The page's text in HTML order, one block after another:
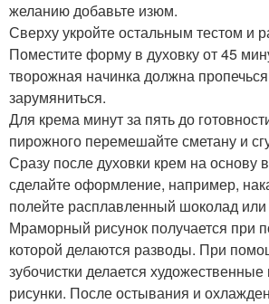
желанию добавьте изюм.
Сверху укройте остальным тестом и
Поместите форму в духовку от 45
творожная начинка должна
зарумяниться.
Для крема минут за пять до
пирожного перемешайте сметану и
Сразу после духовки крем на основу
сделайте оформление, например,
полейте расплавленный шоколад
Мраморный рисунок получается при
которой делаются разводы. При
зубочистки делается
рисунки. После остывания и